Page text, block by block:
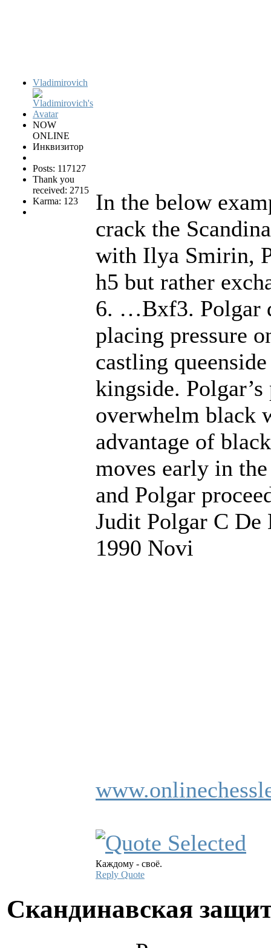
Vladimirovich
NOW
ONLINE
Инквизитор
Posts: 117127
Thank you
received: 2715
Karma: 123
In the below
crack the
with Ilya Smirin,
h5 but rather
6. …Bxf3. Polgar
placing pressure
castling
kingside.
overwhelm black
advantage of
moves early in
and Polgar
Judit Polgar C De
1990 Novi
Каждому - своё.
Reply Quote
Скандинавская